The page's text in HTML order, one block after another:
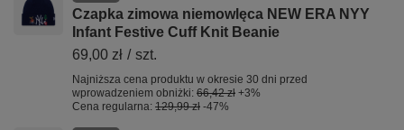
Czapka zimowa niemowlęca NEW ERA NYY
Infant Festive Cuff Knit Beanie
69,00 zł / szt.
Najniższa cena produktu w okresie 30 dni przed
wprowadzeniem obniżki: 66,42 zł +3%
Cena regularna: 129,99 zł -47%